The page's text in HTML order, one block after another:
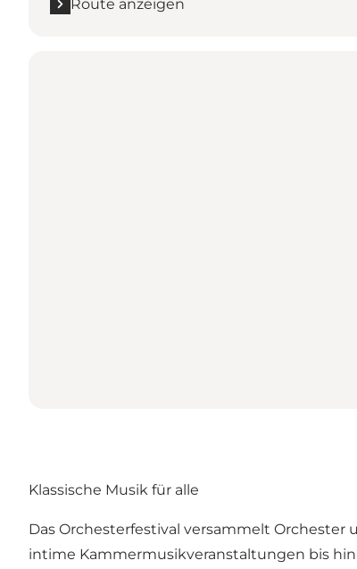
Route anzeigen
Klassische Musik für alle
Das Orchesterfestival versammelt Orchester
intime Kammermusikveranstaltungen bis